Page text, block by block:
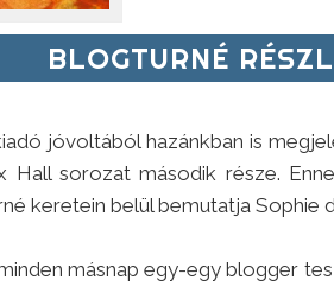
BLOGTURNÉ
jóvoltából hazánkban is
Hall sorozat második része.
keretein belül bemutatja Sophie
másnap egy-egy blogger